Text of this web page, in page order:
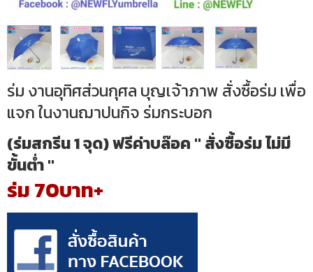
ร่ม งานอุทิศส่วนกุศล บุญเจ้าภาพ สั่งซื้อร่ม เพื่อ
แจก ในงานฌาปนกิจ ร่มกระบอก
(ร่มสกรีน 1 จุด) ฟรีค่าบล๊อค " สั่งซื้อร่ม ไม่มี
ขั้นต่ำ "
ร่ม 70บาท+